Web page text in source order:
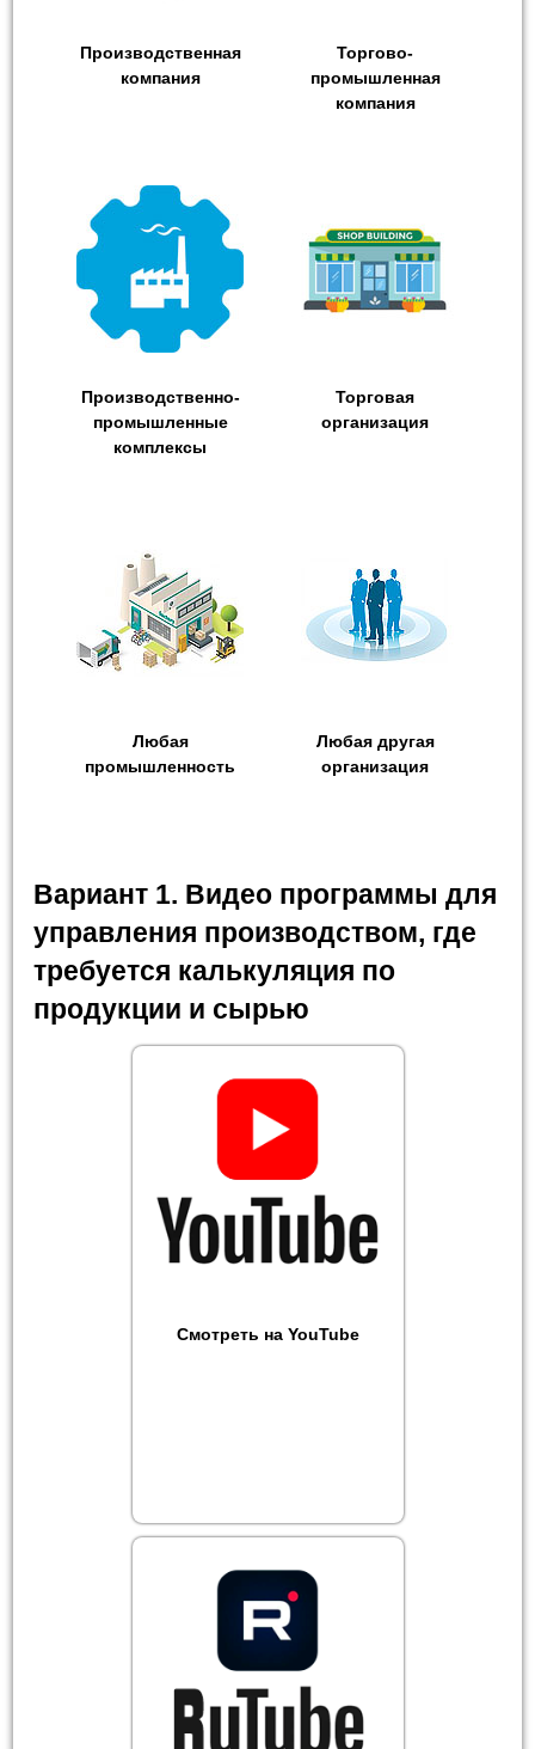
Производственная
компания
Торгово-
промышленная
компания
Производственно-
промышленные
комплексы
Торговая
организация
Любая
промышленность
Любая другая
организация
Вариант 1. Видео программы для
управления производством, где
требуется калькуляция по
продукции и сырью
Смотреть на YouTube